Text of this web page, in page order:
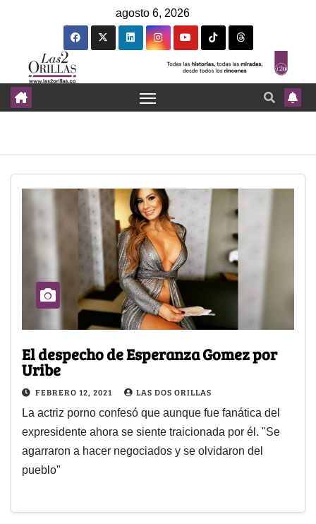
agosto 6, 2026
El despecho de Esperanza Gomez por
Uribe
FEBRERO 12, 2021 LAS DOS ORILLAS
La actriz porno confesó que aunque fue fanática del
expresidente ahora se siente traicionada por él. "Se
agarraron a hacer negociados y se olvidaron del
pueblo"